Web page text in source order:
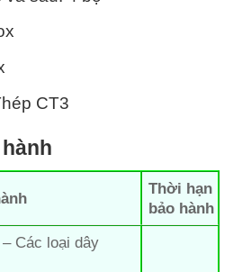
CT3
Thời hạn
bảo hành
Các loại dây